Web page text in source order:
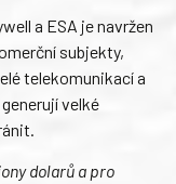
a ESA je navržen
subjekty,
telekomunikací a
velké
dolarů a pro